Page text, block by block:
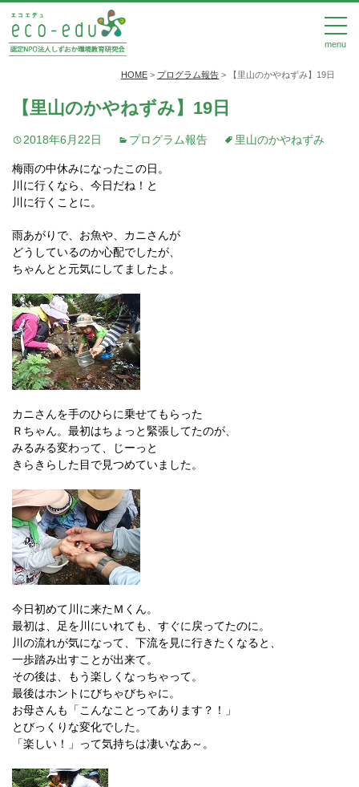
menu
HOME > プログラム報告 > 【里山のかやねずみ】19日
【里山のかやねずみ】19日
2018年6月22日 プログラム報告 里山のかやねずみ
梅雨の中休みになったこの日。
川に行くなら、今日だね！と
川に行くことに。
雨あがりで、お魚や、カニさんが
どうしているのか心配でしたが、
ちゃんとと元気にしてましたよ。
カニさんを手のひらに乗せてもらった
Ｒちゃん。最初はちょっと緊張してたのが、
みるみる変わって、じーっと
きらきらした目で見つめていました。
今日初めて川に来たＭくん。
最初は、足を川にいれても、すぐに戻ってたのに。
川の流れが気になって、下流を見に行きたくなると、
一歩踏み出すことが出来て。
その後は、もう楽しくなっちゃって。
最後はホントにびちゃびちゃに。
お母さんも「こんなことってあります？！」
とびっくりな変化でした。
「楽しい！」って気持ちは凄いなあ～。